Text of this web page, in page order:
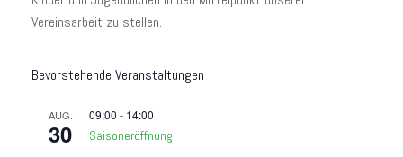
Vereinsarbeit zu stellen.
Bevorstehende Veranstaltungen
AUG.
30
09:00 - 14:00
Saisoneröffnung